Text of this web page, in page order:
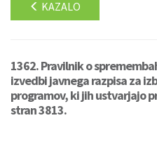
KAZALO
1362. Pravilnik o
izvedbi javnega razpisa za
programov, ki jih ustvarjajo
stran 3813.